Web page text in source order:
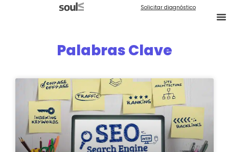
Solicitar diagnóstico
Palabras Clave